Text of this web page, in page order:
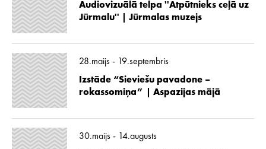
Audiovizuālā telpa ''Atpūtnieks ceļā uz
Jūrmalu'' | Jūrmalas muzejs
28.maijs - 19.septembris
Izstāde “Sieviešu pavadone –
rokassomiņa” | Aspazijas mājā
30.maijs - 14.augusts